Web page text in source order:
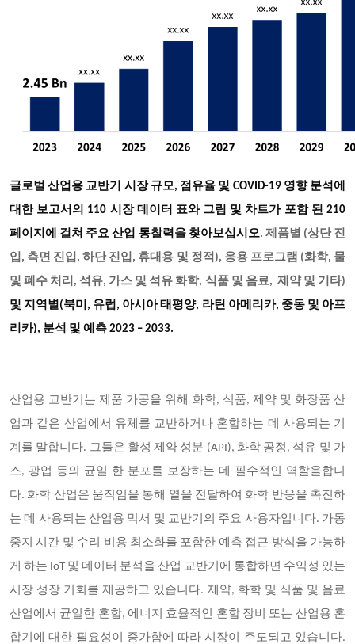
글로벌 산업용 교반기 시장 규모, 점유율 및 COVID-19 영향 분석에
대한 보고서의 110 시장 데이터 표와 그림 및 차트가 포함 된 210
페이지에 걸쳐 주요 산업 통찰력을 찾아보십시오. 제품별 (상단 진
입, 측면 진입, 하단 진입, 휴대용 및 정적), 응용 프로그램 (화학, 물
및 폐수 처리, 석유, 가스 및 석유 화학, 식품 및 음료, 제약 및 기타)
및 지역별(북미, 유럽, 아시아 태평양, 라틴 아메리카, 중동 및 아프
리카), 분석 및 예측 2023 – 2033.
산업용 교반기는 제품 가공을 위해 화학, 식품, 제약 및 화장품 산
업과 같은 산업에서 유체를 교반하거나 혼합하는 데 사용되는 기
계를 말합니다. 그들은 활성 제약 성분 (API), 화학 공정, 석유 및 가
스, 광업 등의 균일 한 분포를 보장하는 데 필수적인 역할을합니
다. 화학 산업은 움직임을 통해 열을 전달하여 화학 반응을 촉진하
는 데 사용되는 산업용 믹서 및 교반기의 주요 사용자입니다. 가동
중지 시간 및 수리 비용 최소화를 포함한 예측 접근 방식을 가능하
게 하는 IoT 및 데이터 분석을 산업 교반기에 통합하면 수익성 있는
시장 성장 기회를 제공하고 있습니다. 제약, 화학 및 식품 및 음료
산업에서 균일한 혼합, 에너지 효율적인 혼합 장비 또는 산업용 혼
합기에 대한 필요성이 증가함에 따라 시장이 주도되고 있습니다.